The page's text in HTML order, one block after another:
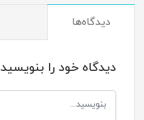
دیدگاه‌ها
دیدگاه خود را بنویسید